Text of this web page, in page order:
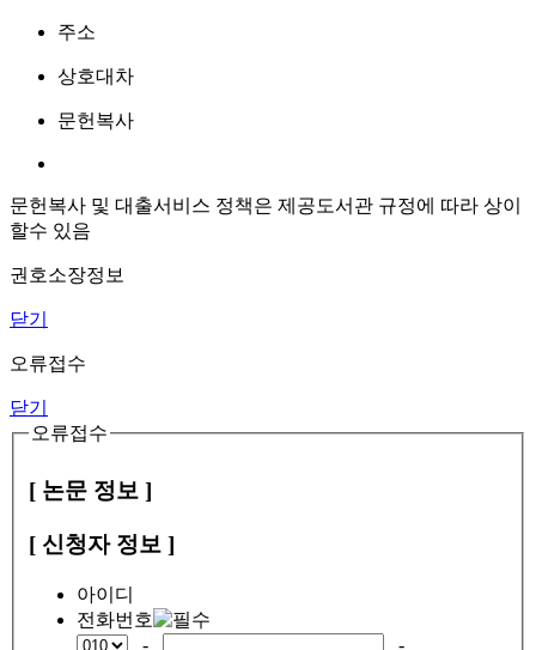
주소
상호대차
문헌복사
문헌복사 및 대출서비스 정책은 제공도서관 규정에 따라 상이
할수 있음
권호소장정보
닫기
오류접수
닫기
오류접수
[ 논문 정보 ]
[ 신청자 정보 ]
아이디
전화번호
-
-